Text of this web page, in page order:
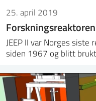
25. april 2019
JEEP II var Norges
siden 1967 og blitt